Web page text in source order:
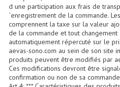
Egaliseur
Enceintes Et
Packs
Enceintes
d une participation aux frais de
´enregistrement de la commande.
comprennent la taxe sur la valeur
de la commande et tout changement
automatiquement répercuté sur le
aevas-sono.com au sein de son site
produits peuvent être modifiés par
Ces modifications devront être
confirmation ou non de sa